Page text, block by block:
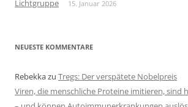
Lichtgruppe 15. Januar 2026
NEUESTE KOMMENTARE
Rebekkazu Tregs: Der verspätete Nobelpreis
Viren, die menschliche Proteine imitieren, sind